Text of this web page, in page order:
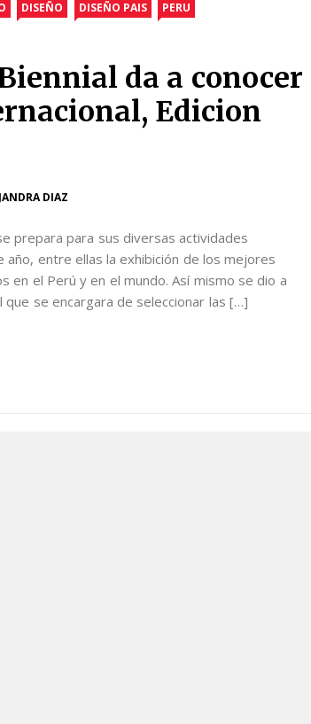
DISEÑO DISEÑO PAIS PERU
da a conocer
Edicion
DIAZ
prepara para sus diversas actividades
entre ellas la exhibición de los mejores
en el Perú y en el mundo. Así mismo se dio a
se encargara de seleccionar las […]